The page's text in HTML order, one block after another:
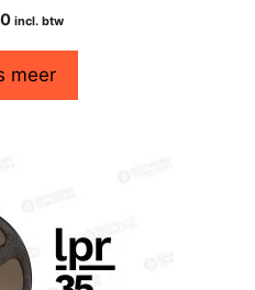
incl. btw
meer